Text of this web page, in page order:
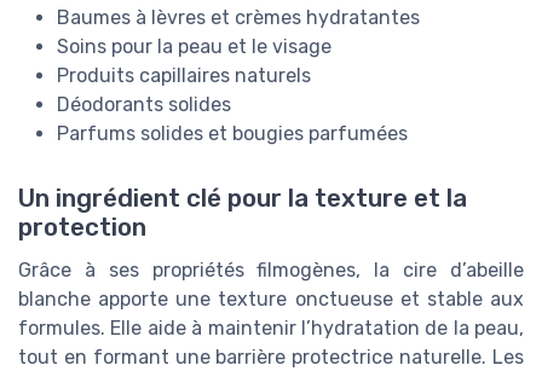
Baumes à lèvres et crèmes hydratantes
Soins pour la peau et le visage
Produits capillaires naturels
Déodorants solides
Parfums solides et bougies parfumées
Un ingrédient clé pour la texture et la
protection
Grâce à ses propriétés filmogènes, la cire d’abeille
blanche apporte une texture onctueuse et stable aux
formules. Elle aide à maintenir l’hydratation de la peau,
tout en formant une barrière protectrice naturelle. Les